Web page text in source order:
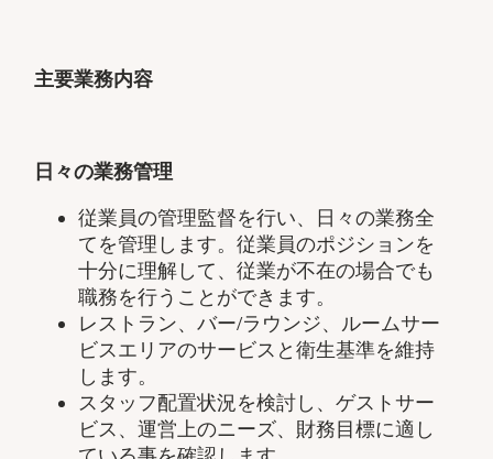
主要業務内容
日々の業務管理
従業員の管理監督を行い、日々の業務全
てを管理します。従業員のポジションを
十分に理解して、従業が不在の場合でも
職務を行うことができます。
レストラン、バー/ラウンジ、ルームサー
ビスエリアのサービスと衛生基準を維持
します。
スタッフ配置状況を検討し、ゲストサー
ビス、運営上のニーズ、財務目標に適し